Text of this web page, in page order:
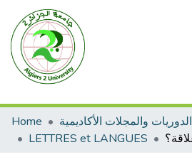
Home الدوريات والمجلات الأكاديمية
LETTRES et LANGUES